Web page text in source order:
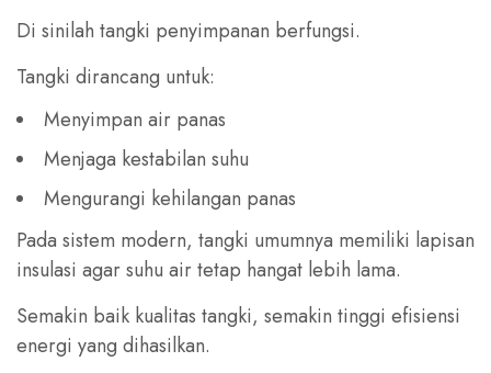
Di sinilah tangki penyimpanan berfungsi.
Tangki dirancang untuk:
Menyimpan air panas
Menjaga kestabilan suhu
Mengurangi kehilangan panas
Pada sistem modern, tangki umumnya memiliki lapisan
insulasi agar suhu air tetap hangat lebih lama.
Semakin baik kualitas tangki, semakin tinggi efisiensi
energi yang dihasilkan.